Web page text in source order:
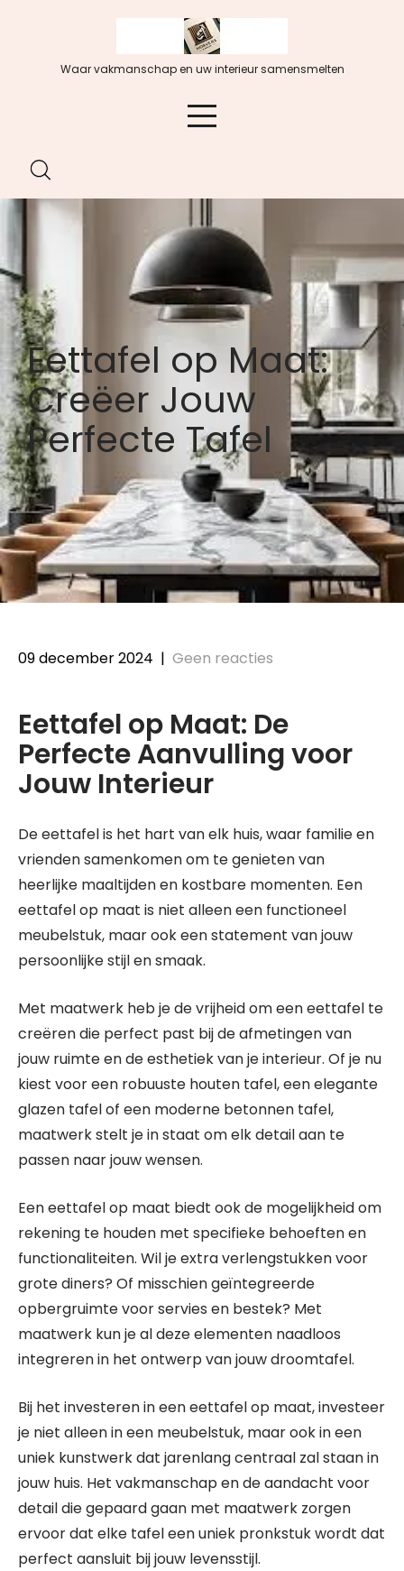
Waar vakmanschap en uw interieur samensmelten
Eettafel op Maat:
Creëer Jouw
Perfecte Tafel
09 december 2024 | Geen reacties
Eettafel op Maat: De
Perfecte Aanvulling voor
Jouw Interieur
De eettafel is het hart van elk huis, waar familie en
vrienden samenkomen om te genieten van
heerlijke maaltijden en kostbare momenten. Een
eettafel op maat is niet alleen een functioneel
meubelstuk, maar ook een statement van jouw
persoonlijke stijl en smaak.
Met maatwerk heb je de vrijheid om een eettafel te
creëren die perfect past bij de afmetingen van
jouw ruimte en de esthetiek van je interieur. Of je nu
kiest voor een robuuste houten tafel, een elegante
glazen tafel of een moderne betonnen tafel,
maatwerk stelt je in staat om elk detail aan te
passen naar jouw wensen.
Een eettafel op maat biedt ook de mogelijkheid om
rekening te houden met specifieke behoeften en
functionaliteiten. Wil je extra verlengstukken voor
grote diners? Of misschien geïntegreerde
opbergruimte voor servies en bestek? Met
maatwerk kun je al deze elementen naadloos
integreren in het ontwerp van jouw droomtafel.
Bij het investeren in een eettafel op maat, investeer
je niet alleen in een meubelstuk, maar ook in een
uniek kunstwerk dat jarenlang centraal zal staan in
jouw huis. Het vakmanschap en de aandacht voor
detail die gepaard gaan met maatwerk zorgen
ervoor dat elke tafel een uniek pronkstuk wordt dat
perfect aansluit bij jouw levensstijl.